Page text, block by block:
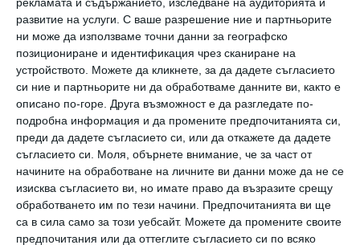
развитие на услуги. С ваше разрешение ние и партньорите
ни може да използваме точни данни за географско
позициониране и идентификация чрез сканиране на
устройството. Можете да кликнете, за да дадете съгласието
си ние и партньорите ни да обработваме данните ви, както е
описано по-горе. Друга възможност е да разгледате по-
подробна информация и да промените предпочитанията си,
преди да дадете съгласието си, или да откажете да дадете
съгласието си.
Моля, обърнете внимание, че за част от
начините на обработване на личните ви данни може да не се
изисква съгласието ви, но имате право да възразите срещу
обработването им по тези начини. Предпочитанията ви ще
са в сила само за този уебсайт. Можете да промените своите
предпочитания или да оттеглите съгласието си по всяко
Най нови
Здраве
Вените не обичат жегата
06 август 2026 г.
Заедно
Идилия и релакс за семейството на
Башар Рахал
06 август 2026 г.